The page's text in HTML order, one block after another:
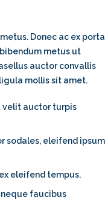
Donec ac ex porta
metus ut
auctor convallis
mollis sit amet.
velit auctor turpis
sodales, eleifend ipsum
eleifend tempus.
faucibus